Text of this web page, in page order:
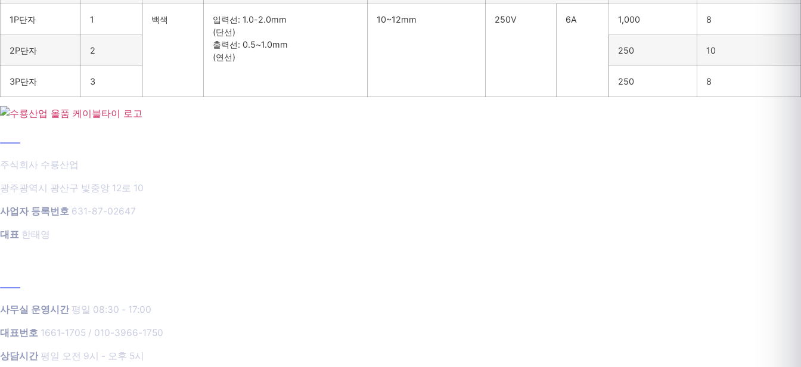
1P단자 1 백색
입력선: 1.0-2.0mm
(단선)
출력선: 0.5~1.0mm
(연선)
10~12mm 250V 6A 1,000 8
2P단자 2 250 10
3P단자 3 250 8
주식회사 수룡산업
광주광역시 광산구 빛중앙 12로 10
사업자 등록번호 631-87-02647
대표 한태영
사무실 운영시간 평일 08:30 - 17:00
대표번호 1661-1705 / 010-3966-1750
상담시간 평일 오전 9시 - 오후 5시